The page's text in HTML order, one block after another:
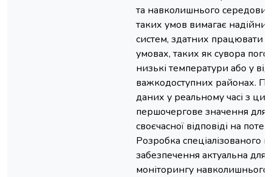
та навколишнього
таких умов вимагає
систем, здатних працювати
умовах, таких як сувора
низькі температури або у
важкодоступних районах.
даних у реальному часі з
першочергове значення для
своєчасної відповіді на
Розробка спеціалізованого
забезпечення актуальна для
моніторингу